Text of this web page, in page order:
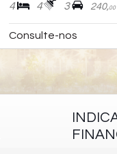
4 4 3 240,00
Consulte-nos